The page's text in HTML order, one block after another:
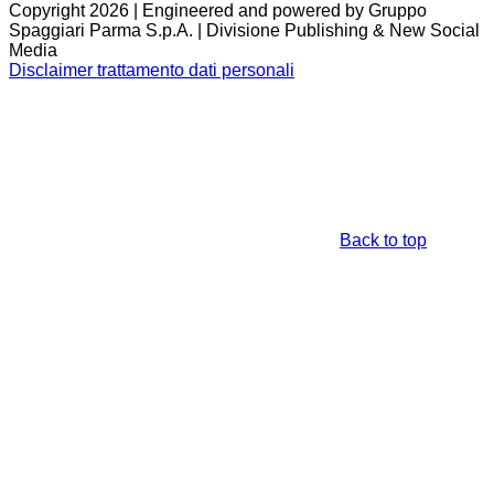
Copyright 2026 | Engineered and powered by Gruppo
Spaggiari Parma S.p.A. | Divisione Publishing & New Social
Media
Disclaimer trattamento dati personali
Back to top